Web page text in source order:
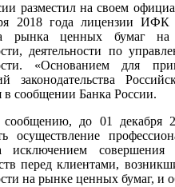
разместил на своем
2018 года лицензии
рынка ценных бумаг на
деятельности по
«Основанием для
законодательства
в сообщении Банка России.
сообщению, до 01
осуществление
исключением
перед клиентами,
на рынке ценных бумаг, и